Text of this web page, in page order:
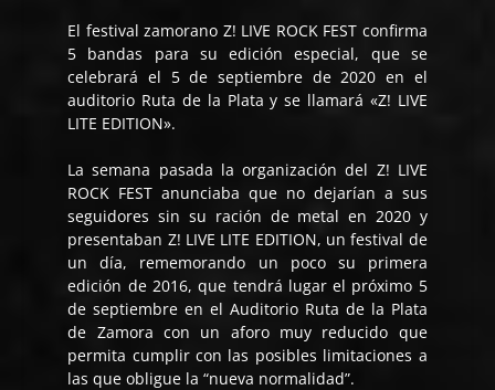
El festival zamorano Z! LIVE ROCK FEST confirma
5 bandas para su edición especial, que se
celebrará el 5 de septiembre de 2020 en el
auditorio Ruta de la Plata y se llamará «Z! LIVE
LITE EDITION».
La semana pasada la organización del Z! LIVE
ROCK FEST anunciaba que no dejarían a sus
seguidores sin su ración de metal en 2020 y
presentaban Z! LIVE LITE EDITION, un festival de
un día, rememorando un poco su primera
edición de 2016, que tendrá lugar el próximo 5
de septiembre en el Auditorio Ruta de la Plata
de Zamora con un aforo muy reducido que
permita cumplir con las posibles limitaciones a
las que obligue la “nueva normalidad”.